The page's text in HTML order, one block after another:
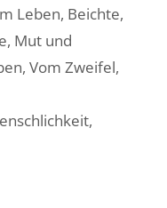
Leben, Beichte,
, Mut und
, Vom Zweifel,
,